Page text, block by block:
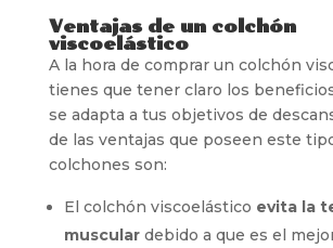
Ventajas de un colchón
viscoelástico
A la hora de comprar un colchón
tienes que tener claro los
se adapta a tus objetivos de
de las ventajas que poseen este
colchones son:
El colchón viscoelástico evita la
musculardebido a que es el